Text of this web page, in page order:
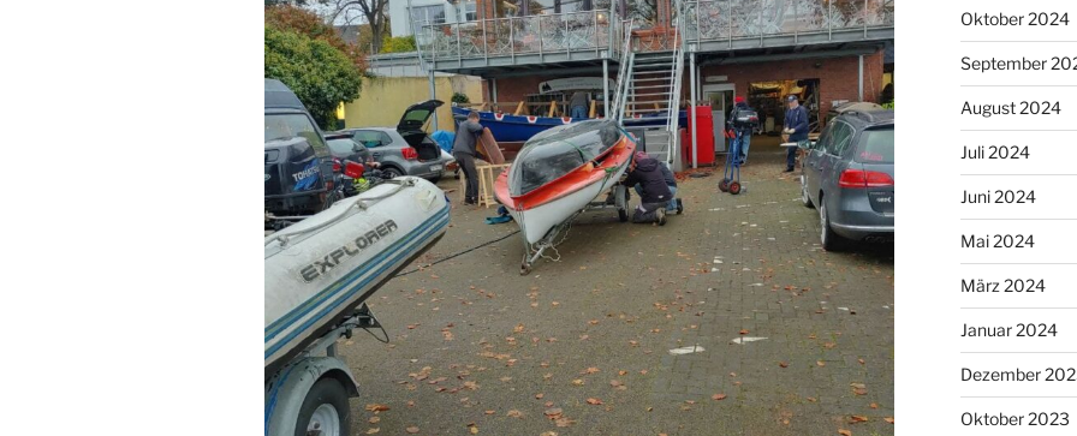
Oktober 2024
September
August 2024
Juli 2024
Juni 2024
Mai 2024
März 2024
Januar 2024
Dezember
Oktober 2023